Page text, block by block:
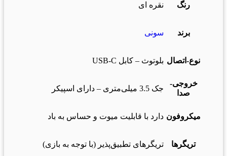
رنگ نقره ای
برند سونی
نوع-اتصال بلوتوث – کابل USB-C
خروجی-
صدا
جک 3.5 میلی‌متری – دارای اسپیکر
میکروفون دارد با قابلیت میوت و حساس به باد
تریگرها تریگرهای تطبیق‌پذیر (با توجه به بازی)